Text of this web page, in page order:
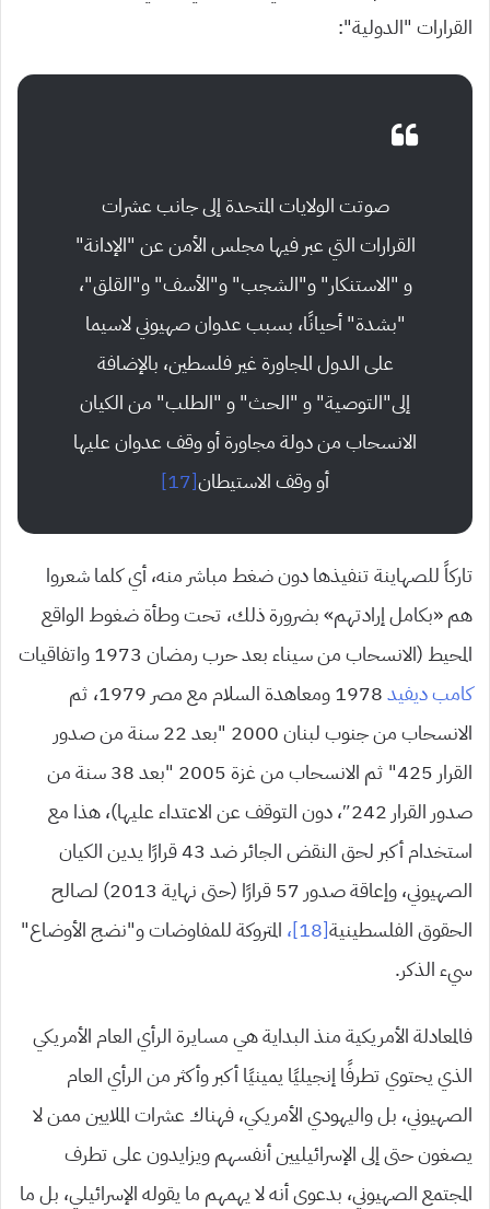
القرارات “الدولية”:
صوتت الولايات المتحدة إلى جانب عشرات
القرارات التي عبر فيها مجلس الأمن عن “الإدانة”
و “الاستنكار” و”الشجب” و”الأسف” و”القلق”،
“بشدة” أحيانًا، بسبب عدوان صهيوني لاسيما
على الدول المجاورة غير فلسطين، بالإضافة
إلى”التوصية” و “الحث” و “الطلب” من الكيان
الانسحاب من دولة مجاورة أو وقف عدوان عليها
أو وقف الاستيطان[17]
تاركاً للصهاينة تنفيذها دون ضغط مباشر منه، أي كلما شعروا
هم «بكامل إرادتهم» بضرورة ذلك، تحت وطأة ضغوط الواقع
المحيط (الانسحاب من سيناء بعد حرب رمضان 1973 واتفاقيات
كامب ديفيد
1978 ومعاهدة السلام مع مصر 1979، ثم
الانسحاب من جنوب لبنان 2000 “بعد 22 سنة من صدور
القرار 425” ثم الانسحاب من غزة 2005 “بعد 38 سنة من
صدور القرار 242″، دون التوقف عن الاعتداء عليها)، هذا مع
استخدام أكبر لحق النقض الجائر ضد 43 قرارًا يدين الكيان
الصهيوني، وإعاقة صدور 57 قرارًا (حتى نهاية 2013) لصالح
الحقوق الفلسطينية[18]،
المتروكة للمفاوضات و”نضج الأوضاع”
سيء الذكر.
فالمعادلة الأمريكية منذ البداية هي مسايرة الرأي العام الأمريكي
الذي يحتوي تطرفًا إنجيليًا يمينيًا أكبر وأكثر من الرأي العام
الصهيوني، بل واليهودي الأمريكي، فهناك عشرات الملايين ممن لا
يصغون حتى إلى الإسرائيليين أنفسهم ويزايدون على تطرف
المجتمع الصهيوني، بدعوى أنه لا يهمهم ما يقوله الإسرائيلي، بل ما